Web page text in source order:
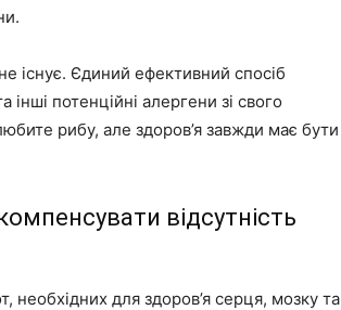
існує. Єдиний ефективний спосіб
інші потенційні алергени зі свого
рибу, але здоров’я завжди має бути
відсутність
для здоров’я серця, мозку та